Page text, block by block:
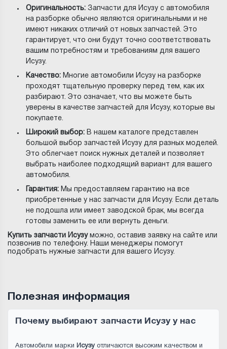
Оригинальность: Запчасти для Исузу с автомобиля
на разборке обычно являются оригинальными и не
имеют никаких отличий от новых запчастей. Это
гарантирует, что они будут точно соответствовать
вашим потребностям и требованиям для вашего
Исузу.
Качество: Многие автомобили Исузу на разборке
проходят тщательную проверку перед тем, как их
разбирают. Это означает, что вы можете быть
уверены в качестве запчастей для Исузу, которые вы
покупаете.
Широкий выбор: В нашем каталоге представлен
большой выбор запчастей Исузу для разных моделей.
Это облегчает поиск нужных деталей и позволяет
выбрать наиболее подходящий вариант для вашего
автомобиля.
Гарантия: Мы предоставляем гарантию на все
приобретенные у нас запчасти для Исузу. Если деталь
не подошла или имеет заводской брак, мы всегда
готовы заменить ее или вернуть деньги.
Купить запчасти Исузуможно, оставив заявку на сайте или
позвонив по телефону. Наши менеджеры помогут
подобрать нужные запчасти для вашего Исузу.
Полезная информация
Почему выбирают запчасти Исузу у нас
Автомобили марки Исузу отличаются высоким качеством и